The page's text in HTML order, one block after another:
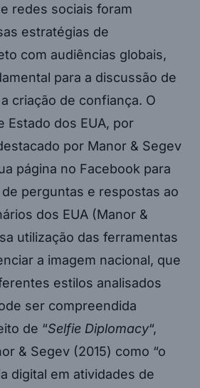
redes sociais foram
estratégias de
com audiências globais,
para a discussão de
criação de confiança. O
Estado dos EUA, por
por Manor & Segev
página no Facebook para
perguntas e respostas ao
dos EUA (Manor &
utilização das ferramentas
a imagem nacional, que
estilos analisados
ser compreendida
de “Selfie Diplomacy“,
& Segev (2015) como “o
digital em atividades de